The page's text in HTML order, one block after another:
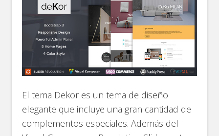
El tema Dekor es un tema de diseño
elegante que incluye una gran cantidad de
complementos especiales. Además del